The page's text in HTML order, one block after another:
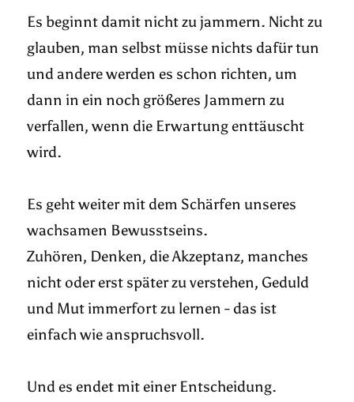
Es beginnt damit nicht zu jammern. Nicht zu
glauben, man selbst müsse nichts dafür tun
und andere werden es schon richten, um
dann in ein noch größeres Jammern zu
verfallen, wenn die Erwartung enttäuscht
wird.
Es geht weiter mit dem Schärfen unseres
wachsamen Bewusstseins.
Zuhören, Denken, die Akzeptanz, manches
nicht oder erst später zu verstehen, Geduld
und Mut immerfort zu lernen - das ist
einfach wie anspruchsvoll.
Und es endet mit einer Entscheidung.